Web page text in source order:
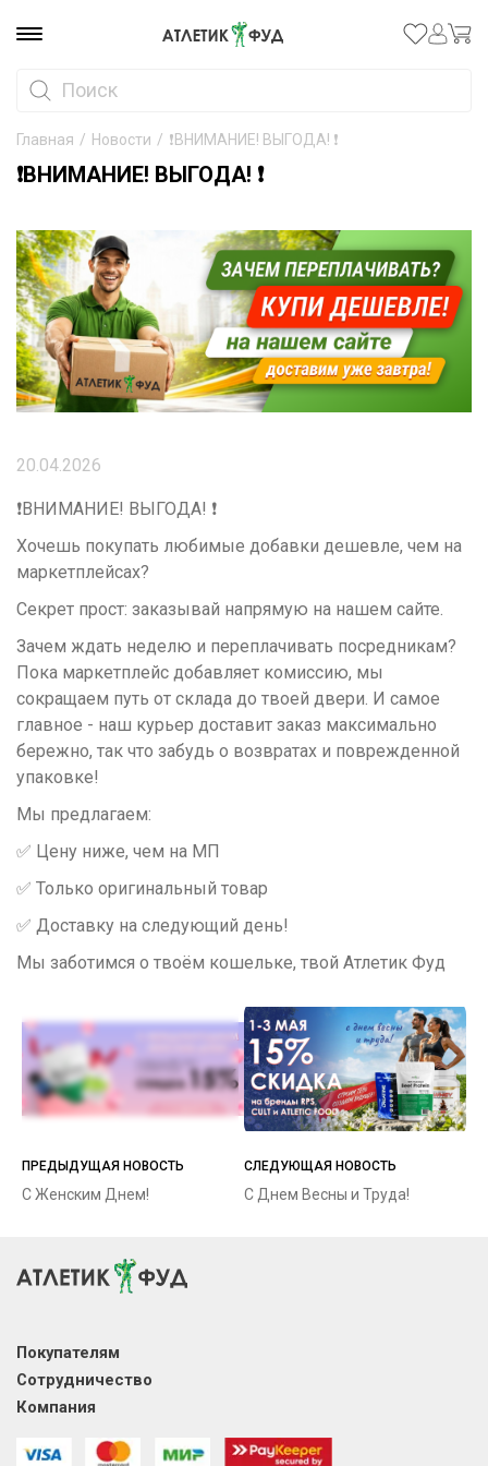
Главная / Новости / ❗️ВНИМАНИЕ! ВЫГОДА! ❗️
❗️ВНИМАНИЕ! ВЫГОДА! ❗️
20.04.2026
❗️ВНИМАНИЕ! ВЫГОДА! ❗️
Хочешь покупать любимые добавки дешевле, чем на
маркетплейсах?
Секрет прост: заказывай напрямую на нашем сайте.
​Зачем ждать неделю и переплачивать посредникам?
Пока маркетплейс добавляет комиссию, мы
сокращаем путь от склада до твоей двери. И самое
главное - наш курьер доставит заказ максимально
бережно, так что забудь о возвратах и поврежденной
упаковке!
Мы предлагаем:
​✅ Цену ниже, чем на МП
✅ Только оригинальный товар
✅ Доставку на следующий день!
Мы заботимся о твоём кошельке, твой Атлетик Фуд
СЛЕДУЮЩАЯ НОВОСТЬ
С Днем Весны и Труда!
ПРЕДЫДУЩАЯ НОВОСТЬ
С Женским Днем!
Покупателям
Сотрудничество
Компания